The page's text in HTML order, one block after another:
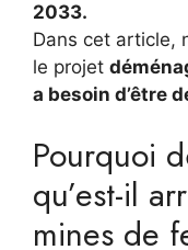
2033.
Dans cet article,
le projet
a besoin d’être
Pourquoi
qu’est-il
mines de